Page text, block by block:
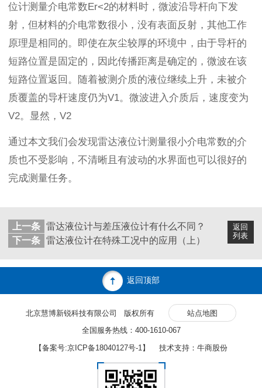
位计测量介电常数Er<2的材料时，微波沿导杆向下发
射，但材料的介电常数很小，没有表面反射，其他工作
原理是相同的。即使在灰尘较厚的环境中，由于导杆的
短路位置是固定的，因此传播距离是确定的，微波在该
短路位置返回。随着被测介质的液位继续上升，未被介
质覆盖的导杆速度仍为V1。微波进入介质后，速度变为
V2。显然，V2
通过本文我们会发现雷达液位计测量很小介电常数的介
质也不受影响，不清晰且有波动的水界面也可以很好的
完成测量任务。
返回
列表
上一条 雷达液位计与差压液位计有什么不同？
下一条 雷达液位计在特殊工况中的应用（上）
返回顶部
北京慧博新锐科技有限公司 版权所有
站点地图
全国服务热线：400-1610-067
【备案号:京ICP备18040127号-1 】 技术支持：牛商股份